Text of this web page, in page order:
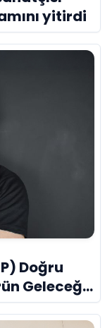
yitirdi
Doğru
Geleceği: